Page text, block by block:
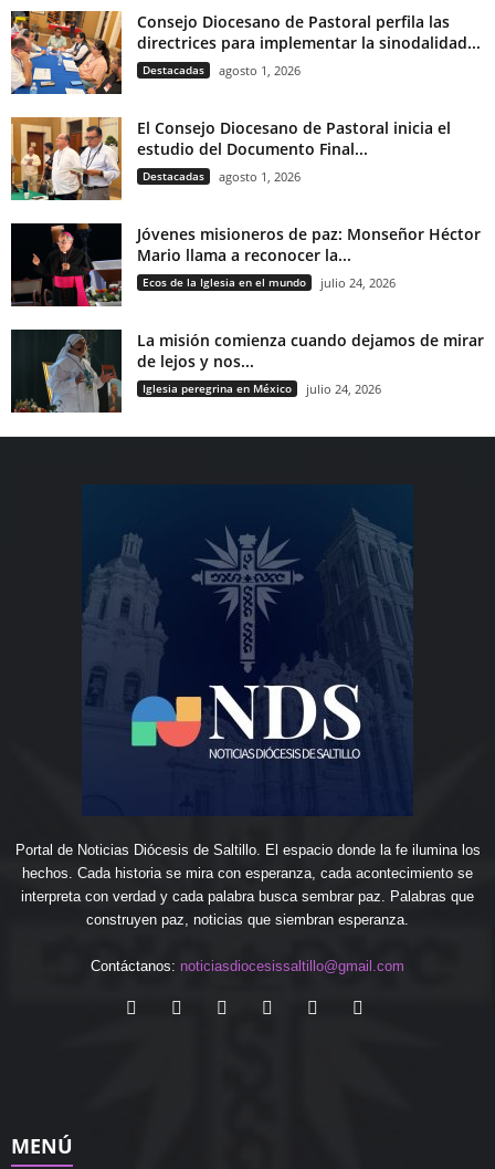
Consejo Diocesano de Pastoral perfila las
directrices para implementar la sinodalidad...
Destacadas agosto 1, 2026
El Consejo Diocesano de Pastoral inicia el
estudio del Documento Final...
Destacadas agosto 1, 2026
Jóvenes misioneros de paz: Monseñor Héctor
Mario llama a reconocer la...
Ecos de la Iglesia en el mundo julio 24, 2026
La misión comienza cuando dejamos de mirar
de lejos y nos...
Iglesia peregrina en México julio 24, 2026
Portal de Noticias Diócesis de Saltillo. El espacio donde la fe ilumina los
hechos. Cada historia se mira con esperanza, cada acontecimiento se
interpreta con verdad y cada palabra busca sembrar paz. Palabras que
construyen paz, noticias que siembran esperanza.
Contáctanos: noticiasdiocesissaltillo@gmail.com
MENÚ